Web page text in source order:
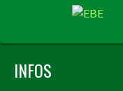
INFOS